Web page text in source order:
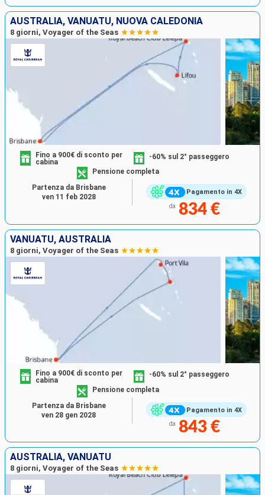
AUSTRALIA, VANUATU, NUOVA CALEDONIA
8 giorni, Voyager of the Seas
Pagamento in 4X
Fino a 900€ di sconto per
cabina
-60% sul 2° passeggero
Pensione completa
da 834 €
Partenza da Brisbane
ven 11 feb 2028
VANUATU, AUSTRALIA
8 giorni, Voyager of the Seas
Pagamento in 4X
Fino a 900€ di sconto per
cabina
-60% sul 2° passeggero
Pensione completa
da 843 €
Partenza da Brisbane
ven 28 gen 2028
AUSTRALIA, VANUATU
8 giorni, Voyager of the Seas